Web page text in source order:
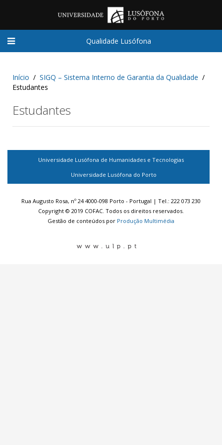
Qualidade Lusófona
Início
SIGQ – Sistema Interno de Garantia da Qualidade
Estudantes
Estudantes
Universidade Lusófona de Humanidades e Tecnologias
Universidade Lusófona do Porto
Rua Augusto Rosa, nº 24 4000-098 Porto - Portugal | Tel.: 222 073 230
Copyright © 2019 COFAC. Todos os direitos reservados.
Gestão de conteúdos por Produção Multimédia